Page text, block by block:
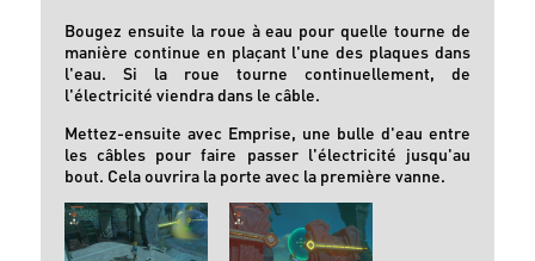
Bougez ensuite la roue à eau pour quelle tourne de
manière continue en plaçant l'une des plaques dans
l'eau. Si la roue tourne continuellement, de
l'électricité viendra dans le câble.
Mettez-ensuite avec Emprise, une bulle d'eau entre
les câbles pour faire passer l'électricité jusqu'au
bout. Cela ouvrira la porte avec la première vanne.